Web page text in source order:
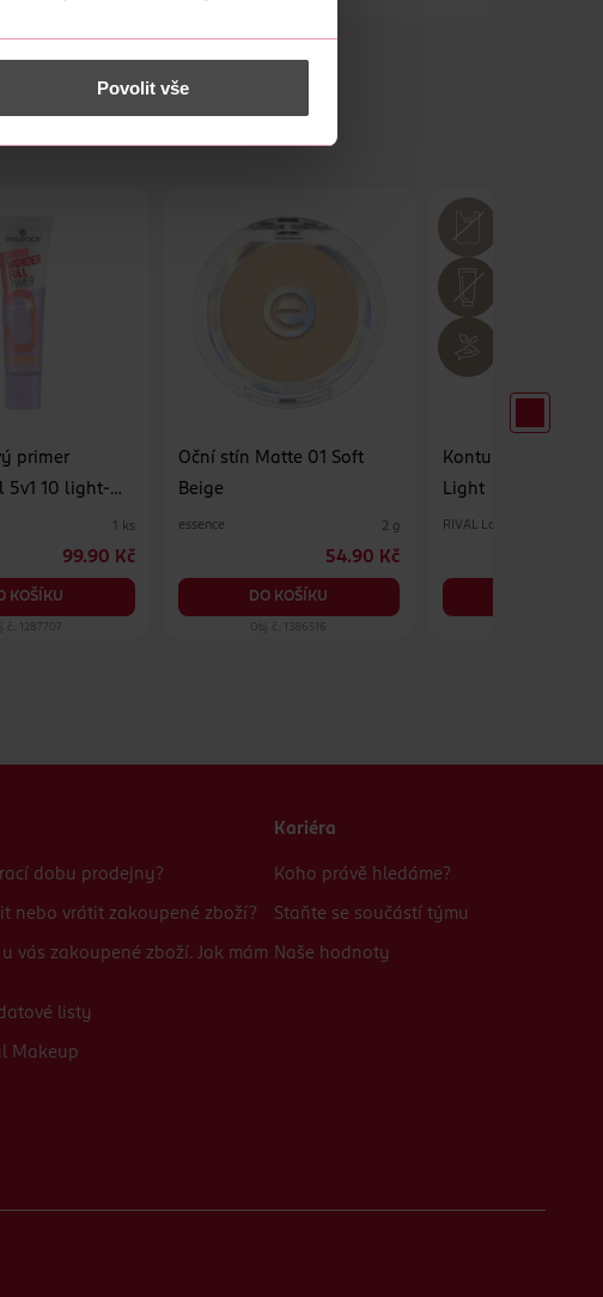
mohou nést osobní údaje.
Povolit vše
primer
5v1 10 light-
1 ks
99.90 Kč
KOŠÍKU
č.: 1287707
Oční stín Matte 01 Soft
Beige
essence 2 g
54.90 Kč
DO KOŠÍKU
Obj. č.: 1386516
Konturovací tyčinka
Light
RIVAL Loves Me
dobu prodejny?
nebo vrátit zakoupené zboží?
vás zakoupené zboží. Jak mám
listy
Makeup
Kariéra
Koho právě hledáme?
Staňte se součástí týmu
Naše hodnoty